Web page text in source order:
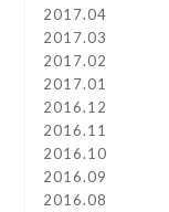
2017.04
2017.03
2017.02
2017.01
2016.12
2016.11
2016.10
2016.09
2016.08